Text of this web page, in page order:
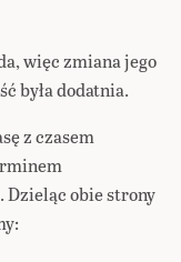
więc zmiana jego
była dodatnia.
z czasem
Dzieląc obie strony